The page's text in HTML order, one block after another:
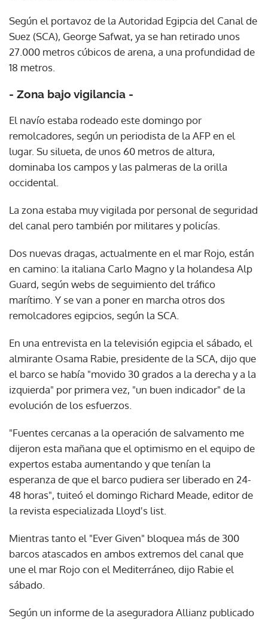
Según el portavoz de la Autoridad Egipcia del Canal de
Suez (SCA), George Safwat, ya se han retirado unos
27.000 metros cúbicos de arena, a una profundidad de
18 metros.
- Zona bajo vigilancia -
El navío estaba rodeado este domingo por
remolcadores, según un periodista de la AFP en el
lugar. Su silueta, de unos 60 metros de altura,
dominaba los campos y las palmeras de la orilla
occidental.
La zona estaba muy vigilada por personal de seguridad
del canal pero también por militares y policías.
Dos nuevas dragas, actualmente en el mar Rojo, están
en camino: la italiana Carlo Magno y la holandesa Alp
Guard, según webs de seguimiento del tráfico
marítimo. Y se van a poner en marcha otros dos
remolcadores egipcios, según la SCA.
En una entrevista en la televisión egipcia el sábado, el
almirante Osama Rabie, presidente de la SCA, dijo que
el barco se había "movido 30 grados a la derecha y a la
izquierda" por primera vez, "un buen indicador" de la
evolución de los esfuerzos.
"Fuentes cercanas a la operación de salvamento me
dijeron esta mañana que el optimismo en el equipo de
expertos estaba aumentando y que tenían la
esperanza de que el barco pudiera ser liberado en 24-
48 horas", tuiteó el domingo Richard Meade, editor de
la revista especializada Lloyd's list.
Mientras tanto el "Ever Given" bloquea más de 300
barcos atascados en ambos extremos del canal que
une el mar Rojo con el Mediterráneo, dijo Rabie el
sábado.
Según un informe de la aseguradora Allianz publicado